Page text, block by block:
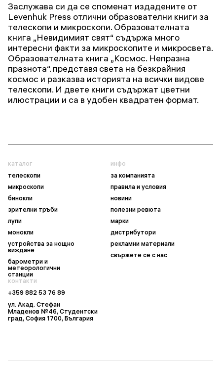
Заслужава си да се споменат издадените от
Levenhuk Press отлични образователни книги за
телескопи и микроскопи. Образователната
книга „Невидимият свят“ съдържа много
интересни факти за микроскопите и микросвета.
Образователната книга „Космос. Непразна
празнота“. представя света на безкрайния
космос и разказва историята на всички видове
телескопи. И двете книги съдържат цветни
илюстрации и са в удобен квадратен формат.
каталог
телескопи
микроскопи
бинокли
зрителни тръби
лупи
монокли
устройства за нощно
виждане
барометри и
метеорологични
станции
инфо
за компанията
правила и условия
новини
полезни ревюта
марки
дистрибутори
рекламни материали
свържете се с нас
контакти
+359 882 53 76 89
ул. Акад. Стефан
Младенов №46, Студентски
град, София 1700, България